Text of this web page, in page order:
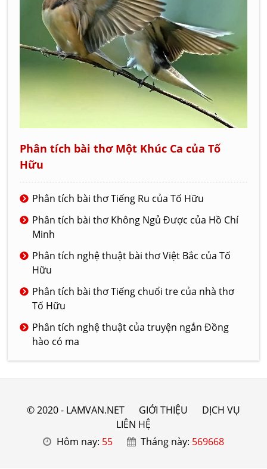
Phân tích bài thơ Một Khúc Ca của Tố
Hữu
Phân tích bài thơ Tiếng Ru của Tố Hữu
Phân tích bài thơ Không Ngủ Được của Hồ Chí
Minh
Phân tích nghệ thuật bài thơ Việt Bắc của Tố
Hữu
Phân tích bài thơ Tiếng chuổi tre của nhà thơ
Tố Hữu
Phân tích nghệ thuật của truyện ngắn Đồng
hào có ma
© 2020 - LAMVAN.NET GIỚI THIỆU
DỊCH VỤ
LIÊN HỆ
Hôm nay: 55 Tháng này: 569668